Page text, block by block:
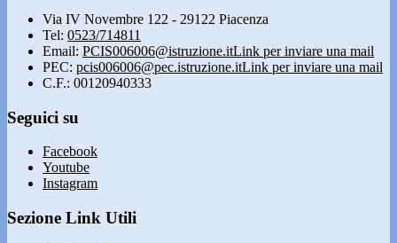
Via IV Novembre 122 - 29122 Piacenza
Tel: 0523/714811
Email: PCIS006006@istruzione.itLink per inviare una mail
PEC: pcis006006@pec.istruzione.itLink per inviare una mail
C.F.: 00120940333
Seguici su
Facebook
Youtube
Instagram
Sezione Link Utili